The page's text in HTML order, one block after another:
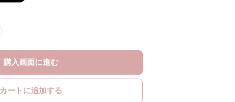
購入画面に進む
カートに追加する